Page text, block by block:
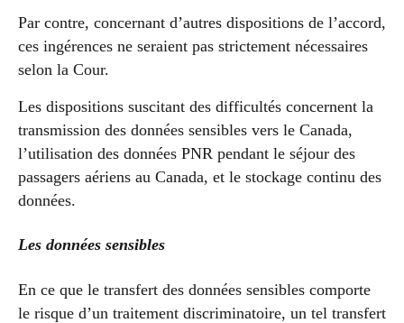
Par contre, concernant d’autres dispositions de l’accord,
ces ingérences ne seraient pas strictement nécessaires
selon la Cour.
Les dispositions suscitant des difficultés concernent la
transmission des données sensibles vers le Canada,
l’utilisation des données PNR pendant le séjour des
passagers aériens au Canada, et le stockage continu des
données.
Les données sensibles
En ce que le transfert des données sensibles comporte
le risque d’un traitement discriminatoire, un tel transfert